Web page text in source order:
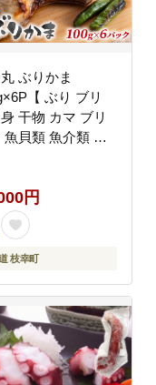
ぶりかま
【 ぶり ブリ
干物 カマ ブリ
魚貝類 魚介類 加
円
枝幸町